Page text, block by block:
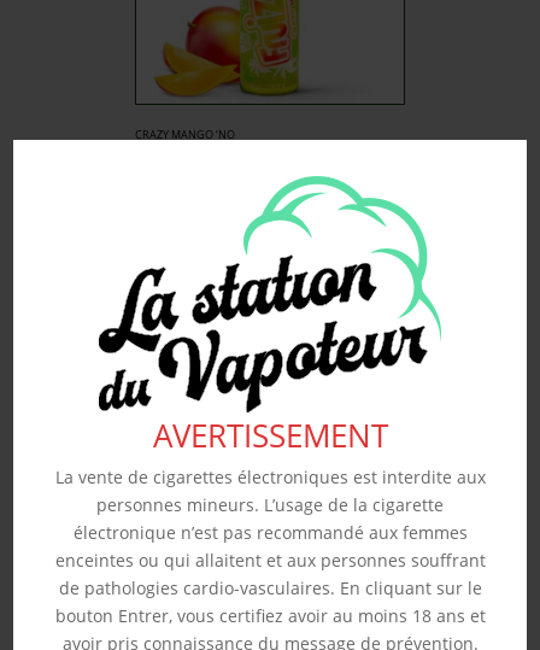
AVERTISSEMENT
La vente de cigarettes électroniques est interdite aux
personnes mineurs. L’usage de la cigarette
électronique n’est pas recommandé aux femmes
enceintes ou qui allaitent et aux personnes souffrant
de pathologies cardio-vasculaires. En cliquant sur le
bouton Entrer, vous certifiez avoir au moins 18 ans et
avoir pris connaissance du message de prévention.
CRAZY MANGO ‘NO
Souhaits
Voir produit